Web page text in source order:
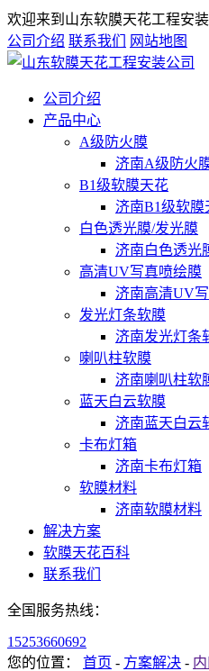
欢迎来到山东软膜天花工程安
公司介绍 联系我们 网站地图
公司介绍
产品中心
A级防火膜
济南A级防火
B1级软膜天花
济南B1级软膜
白色透光膜/发光膜
济南白色透光
高清UV写真喷绘膜
济南高清UV
发光灯条软膜
济南发光灯条
喇叭柱软膜
济南喇叭柱软
蓝天白云软膜
济南蓝天白云
卡布灯箱
济南卡布灯箱
软膜材料
济南软膜材料
解决方案
软膜天花百科
联系我们
全国服务热线：
15253660692
您的位置： 首页 - 方案解决 -